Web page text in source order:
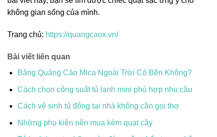
không gian sống của mình.
Trang chủ: https://quangcaox.vn/
Bài viết liên quan
Bảng Quảng Cáo Mica Ngoài Trời Có Bền Không?
Cách chọn công suất tủ lạnh mini phù hợp nhu cầu
Cách vệ sinh tủ đông tại nhà không cần gọi thợ
Những phụ kiện nên mua kèm quạt cây